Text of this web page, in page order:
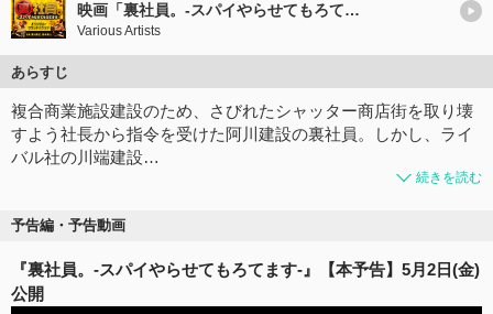
映画「裏社員。-スパイやらせてもろてます-」（オリジナル・サウンドトラック）
Various Artists
あらすじ
複合商業施設建設のため、さびれたシャッター商店街を取り壊
すよう社長から指令を受けた阿川建設の裏社員。しかし、ライ
バル社の川端建設…
続きを読む
予告編・予告動画
『裏社員。-スパイやらせてもろてます-』【本予告】5月2日(金)
公開